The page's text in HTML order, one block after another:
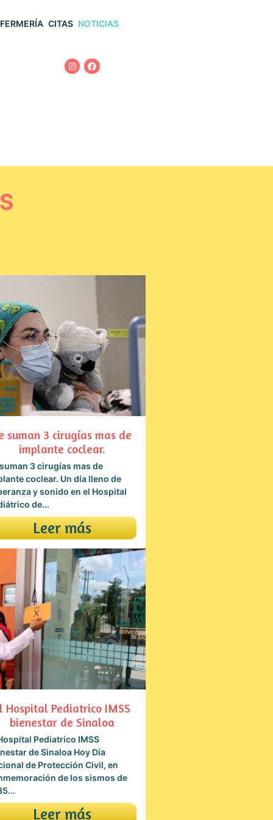
CITAS NOTICIAS
suman 3 cirugías mas de
implante coclear.
3 cirugías mas de
coclear. Un día lleno de
y sonido en el Hospital
de...
Leer más
Hospital Pediatrico IMSS
bienestar de Sinaloa
Pediatrico IMSS
de Sinaloa Hoy Día
de Protección Civil, en
de los sismos de
Leer más